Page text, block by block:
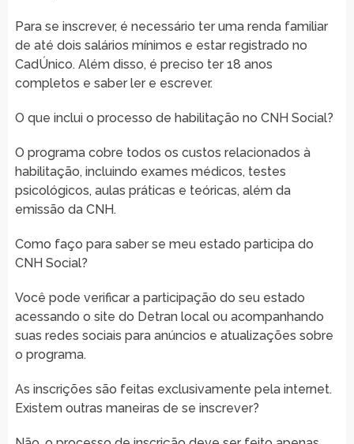
Para se inscrever, é necessário ter uma renda familiar
de até dois salários mínimos e estar registrado no
CadÚnico. Além disso, é preciso ter 18 anos
completos e saber ler e escrever.
O que inclui o processo de habilitação no CNH Social?
O programa cobre todos os custos relacionados à
habilitação, incluindo exames médicos, testes
psicológicos, aulas práticas e teóricas, além da
emissão da CNH.
Como faço para saber se meu estado participa do
CNH Social?
Você pode verificar a participação do seu estado
acessando o site do Detran local ou acompanhando
suas redes sociais para anúncios e atualizações sobre
o programa.
As inscrições são feitas exclusivamente pela internet.
Existem outras maneiras de se inscrever?